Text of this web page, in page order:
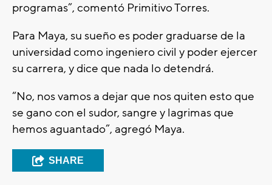
programas”, comentó Primitivo Torres.
Para Maya, su sueño es poder graduarse de la
universidad como ingeniero civil y poder ejercer
su carrera, y dice que nada lo detendrá.
“No, nos vamos a dejar que nos quiten esto que
se gano con el sudor, sangre y lagrimas que
hemos aguantado”, agregó Maya.
SHARE